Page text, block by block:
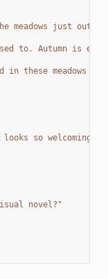
meadows just
to. Autumn is
in these
so welcoming
novel?"